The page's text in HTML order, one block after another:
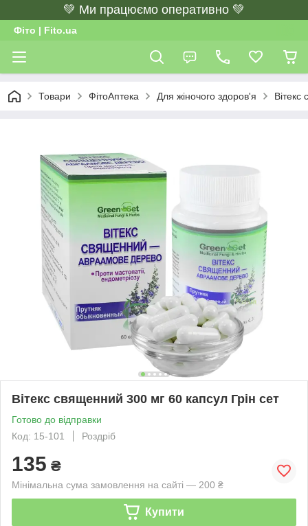
💚 Ми працюємо оперативно 💚
Фіто | Fito.ua
Товари ФітоАптека Для жіночого здоров'я Вітекс
Вітекс священний 300 мг 60 капсул Грін сет
Готово до відправки
Код: 15-101
Роздріб
135 ₴
Мінімальна сума замовлення на сайті — 200 ₴
Купити